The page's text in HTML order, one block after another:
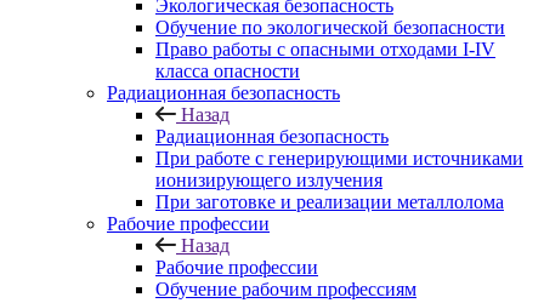
Экологическая безопасность
Обучение по экологической безопасности
Право работы с опасными отходами I-IV
класса опасности
Радиационная безопасность
Назад
Радиационная безопасность
При работе с генерирующими источниками
ионизирующего излучения
При заготовке и реализации металлолома
Рабочие профессии
Назад
Рабочие профессии
Обучение рабочим профессиям